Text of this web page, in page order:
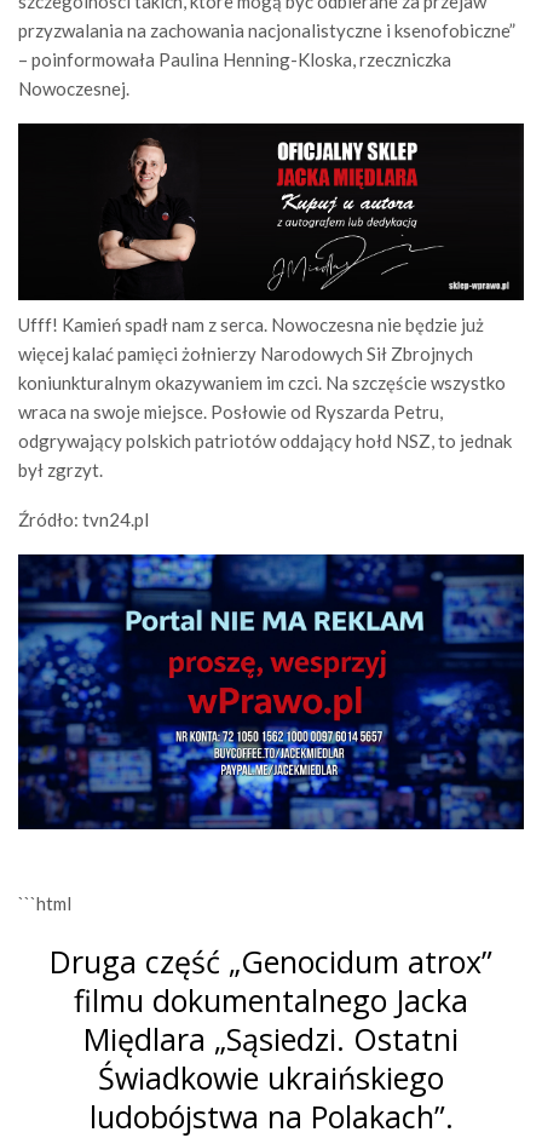
przyzwalania na zachowania nacjonalistyczne i ksenofobiczne”
– poinformowała Paulina Henning-Kloska, rzeczniczka
Nowoczesnej.
Ufff! Kamień spadł nam z serca. Nowoczesna nie będzie już
więcej kalać pamięci żołnierzy Narodowych Sił Zbrojnych
koniunkturalnym okazywaniem im czci. Na szczęście wszystko
wraca na swoje miejsce. Posłowie od Ryszarda Petru,
odgrywający polskich patriotów oddający hołd NSZ, to jednak
był zgrzyt.
Źródło: tvn24.pl
```html
Druga część „Genocidum atrox”
filmu dokumentalnego Jacka
Międlara „Sąsiedzi. Ostatni
Świadkowie ukraińskiego
ludobójstwa na Polakach”.